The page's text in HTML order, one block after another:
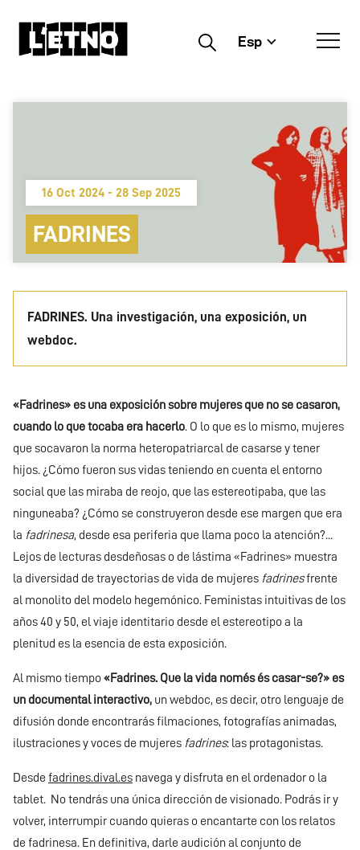
Buscar Esp
16 Oct 2024 - 28 Sep 2025
FADRINES
FADRINES. Una investigación, una exposición, un
webdoc.
«Fadrines» es una exposición sobre mujeres que no se casaron,
cuando lo que tocaba era hacerlo. O lo que es lo mismo, mujeres
que socavaron la norma heteropatriarcal de casarse y tener
hijos. ¿Cómo fueron sus vidas teniendo en cuenta el entorno
social que las miraba de reojo, que las estereotipaba, que las
ninguneaba? ¿Cómo se construyeron desde ese margen que era
la fadrinesa, desde esa periferia que llama poco la atención?...
Lejos de lecturas desdeñosas o de lástima «Fadrines» muestra
la diversidad de trayectorias de vida de mujeres fadrinesfrente
al monolito del modelo hegemónico. Feministas intuitivas de los
años 40 y 50, el viaje identitario desde el estereotipo a la
plenitud es la esencia de esta exposición.
Al mismo tiempo«Fadrines. Que la vida només és casar-se?» es
un documental interactivo, un webdoc, es decir, otro lenguaje de
difusión donde encontrarás filmaciones, fotografías animadas,
ilustraciones y voces de mujeres fadrines: las protagonistas.
Desde fadrines.dival.es navega y disfruta en el ordenador o la
tablet. No tendrás una única dirección de visionado. Podrás ir y
volver, interrumpir cuando quieras o encantarte con los relatos
de fadrinesa. En definitiva, darle audición al conjunto de